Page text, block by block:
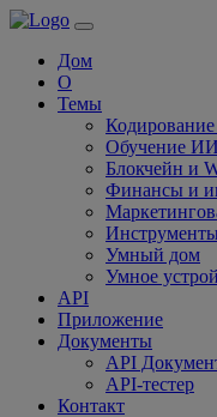
Дом
О
Темы
Обучение
Блокчейн и
Финансы и
Умный дом
Умное
API
Приложение
Документы
API
API-тестер
Контакт